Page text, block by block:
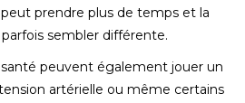
peut prendre plus de temps et la
sembler différente.
peuvent également jouer un
artérielle ou même certains